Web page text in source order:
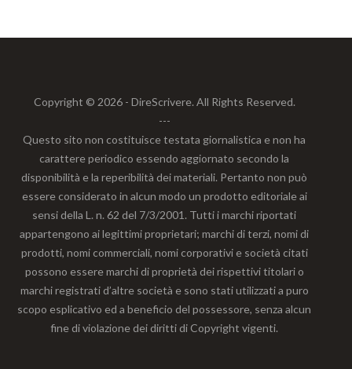
Copyright © 2026 - DireScrivere. All Rights Reserved.
---
Questo sito non costituisce testata giornalistica e non ha
carattere periodico essendo aggiornato secondo la
disponibilità e la reperibilità dei materiali. Pertanto non può
essere considerato in alcun modo un prodotto editoriale ai
sensi della L. n. 62 del 7/3/2001. Tutti i marchi riportati
appartengono ai legittimi proprietari; marchi di terzi, nomi di
prodotti, nomi commerciali, nomi corporativi e società citati
possono essere marchi di proprietà dei rispettivi titolari o
marchi registrati d’altre società e sono stati utilizzati a puro
scopo esplicativo ed a beneficio del possessore, senza alcun
fine di violazione dei diritti di Copyright vigenti.